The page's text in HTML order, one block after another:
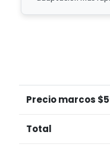
Precio marcos $
Total